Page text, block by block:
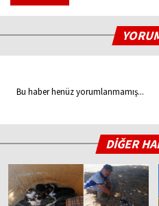
Bu haber henüz yorumlanmamış...
DİĞER